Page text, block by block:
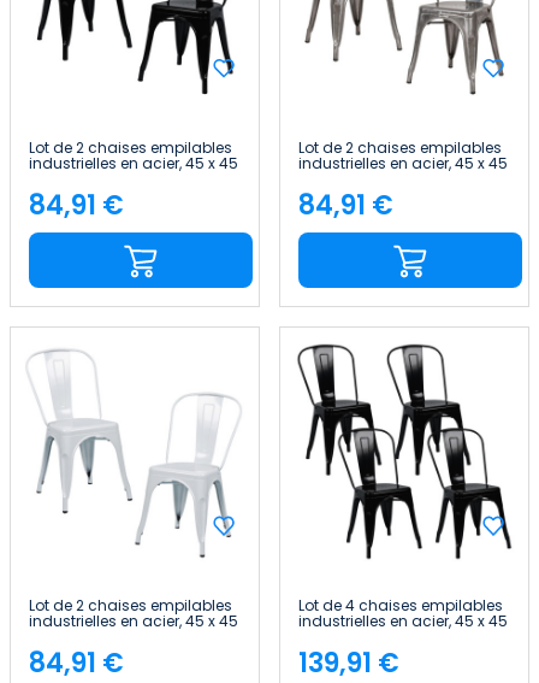
Lot de 2 chaises empilables
industrielles en acier, 45 x 45
Price
84,91 €
Lot de 2 chaises empilables
industrielles en acier, 45 x 45
Price
84,91 €
Lot de 2 chaises empilables
industrielles en acier, 45 x 45
Price
84,91 €
Lot de 4 chaises empilables
industrielles en acier, 45 x 45
Price
139,91 €